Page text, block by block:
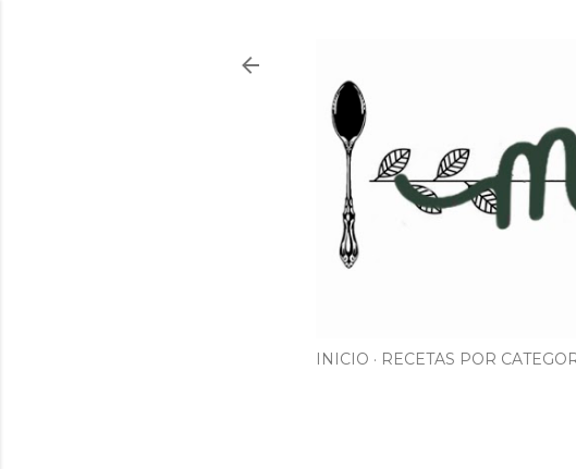
INICIO RECETAS POR